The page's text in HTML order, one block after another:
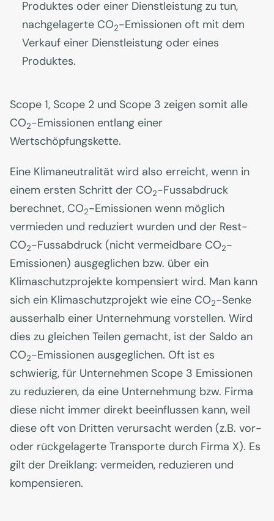
Produktes oder einer Dienstleistung zu tun,
nachgelagerte CO2-Emissionen oft mit dem
Verkauf einer Dienstleistung oder eines
Produktes.
Scope 1, Scope 2 und Scope 3 zeigen somit alle
CO2-Emissionen entlang einer
Wertschöpfungskette.
Eine Klimaneutralität wird also erreicht, wenn in
einem ersten Schritt der CO2-Fussabdruck
berechnet, CO2-Emissionen wenn möglich
vermieden und reduziert wurden und der Rest-
CO2-Fussabdruck (nicht vermeidbare CO2-
Emissionen) ausgeglichen bzw. über ein
Klimaschutzprojekte kompensiert wird. Man kann
sich ein Klimaschutzprojekt wie eine CO2-Senke
ausserhalb einer Unternehmung vorstellen. Wird
dies zu gleichen Teilen gemacht, ist der Saldo an
CO2-Emissionen ausgeglichen. Oft ist es
schwierig, für Unternehmen Scope 3 Emissionen
zu reduzieren, da eine Unternehmung bzw. Firma
diese nicht immer direkt beeinflussen kann, weil
diese oft von Dritten verursacht werden (z.B. vor-
oder rückgelagerte Transporte durch Firma X). Es
gilt der Dreiklang: vermeiden, reduzieren und
kompensieren.